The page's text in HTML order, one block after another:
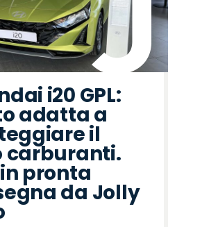
i20 GPL:
adatta a
il
carburanti.
pronta
da Jolly